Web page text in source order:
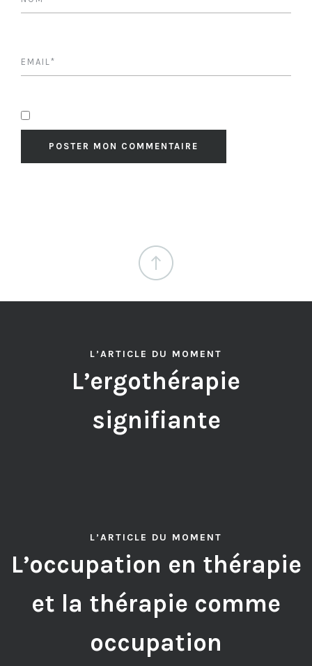
L’ARTICLE DU MOMENT
L’ergothérapie
signifiante
L’ARTICLE DU MOMENT
L’occupation en thérapie
et la thérapie comme
occupation